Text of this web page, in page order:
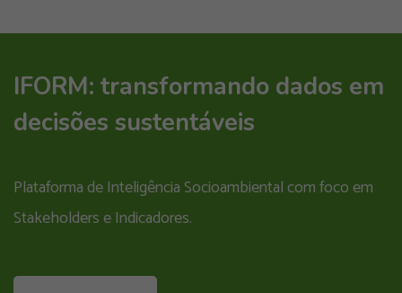
IFORM: transformando dados em
decisões sustentáveis
Plataforma de Inteligência Socioambiental com foco em
Stakeholders e Indicadores.